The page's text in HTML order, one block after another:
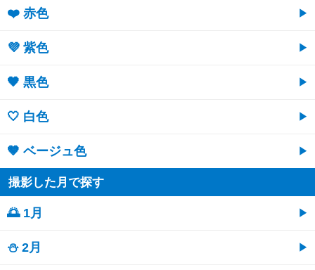
❤️ 赤色
💜 紫色
🖤 黒色
🤍 白色
🤎 ベージュ色
撮影した月で探す
🌅 1月
⛄ 2月